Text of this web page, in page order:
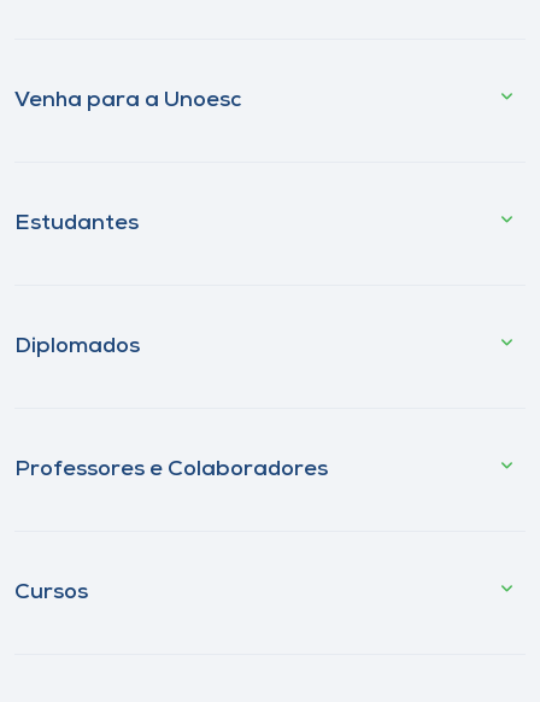
Venha para a Unoesc
Estudantes
Diplomados
Professores e Colaboradores
Cursos